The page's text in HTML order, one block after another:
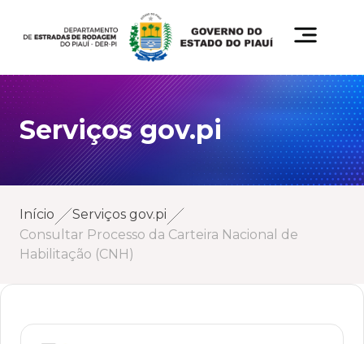
Serviços gov.pi
Início
Serviços gov.pi
Consultar Processo da Carteira Nacional de
Habilitação (CNH)